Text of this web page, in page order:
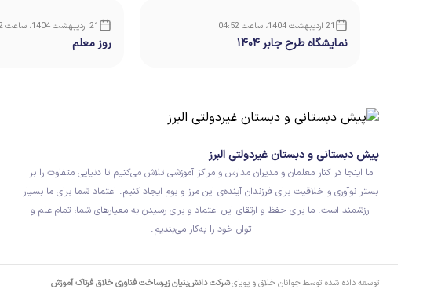
21 اردیبهشت 1404، ساعت 04:52
نمایشگاه طرح جابر ۱۴۰۴
21 اردیبهشت 1404، ساعت 04:52
روز معلم
پیش دبستانی و دبستان غیردولتی البرز
ما اینجا در کنار معلمان و مدیران مدارس و مراکز آموزشی تلاش می‌کنیم تا دنیایی متفاوت را بر
بستر نوآوری و خلاقیت برای فرزندان آینده‌ی این مرز و بوم ایجاد کنیم. اعتماد شما برای ما بسیار
ارزشمند است. ما برای حفظ و ارتقای این اعتماد و برای رسیدن به معیارهای شما، تمام علم و
توان خود را به‌کار می‌بندیم.
توسعه داده شده توسط جوانان خلاق و پویایشرکت دانش‌بنیان زیرساخت فناوری خلاق فرتاک آموزش